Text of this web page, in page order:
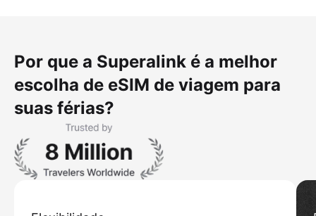
Por que a Superalink é a melhor
escolha de eSIM de viagem para
suas férias?